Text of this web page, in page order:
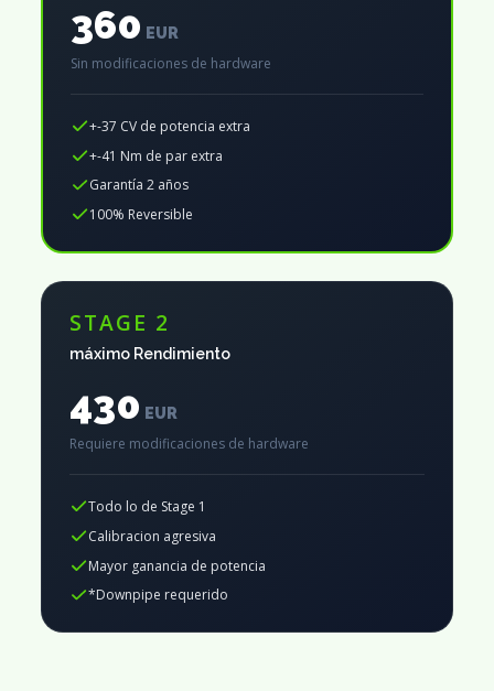
360 EUR
Sin modificaciones de hardware
+-37 CV de potencia extra
+-41 Nm de par extra
Garantía 2 años
100% Reversible
STAGE 2
máximo Rendimiento
430 EUR
Requiere modificaciones de hardware
Todo lo de Stage 1
Calibracion agresiva
Mayor ganancia de potencia
*Downpipe requerido